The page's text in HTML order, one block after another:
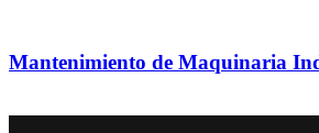
Mantenimiento de Maquinaria